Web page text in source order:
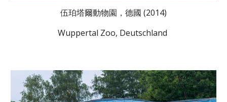
伍珀塔爾動物園，德國 (2014)
Wuppertal Zoo, Deutschland